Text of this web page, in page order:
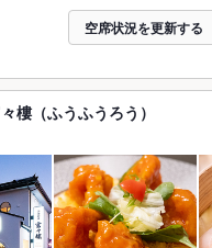
空席状況を更新する
樓（ふうふうろう）